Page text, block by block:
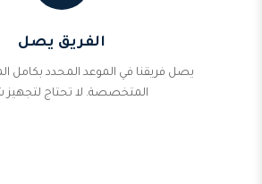
الفريق يصل
يصل فريقنا في الموعد المحدد بكامل
المتخصصة. لا تحتاج